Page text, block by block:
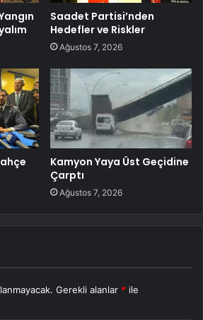
Saadet Partisi’nden
Hedefler ve Riskler
Ağustos 7, 2026
Kamyon Yaya Üst Geçidine
Çarptı
Ağustos 7, 2026
Gerekli alanlar * ile